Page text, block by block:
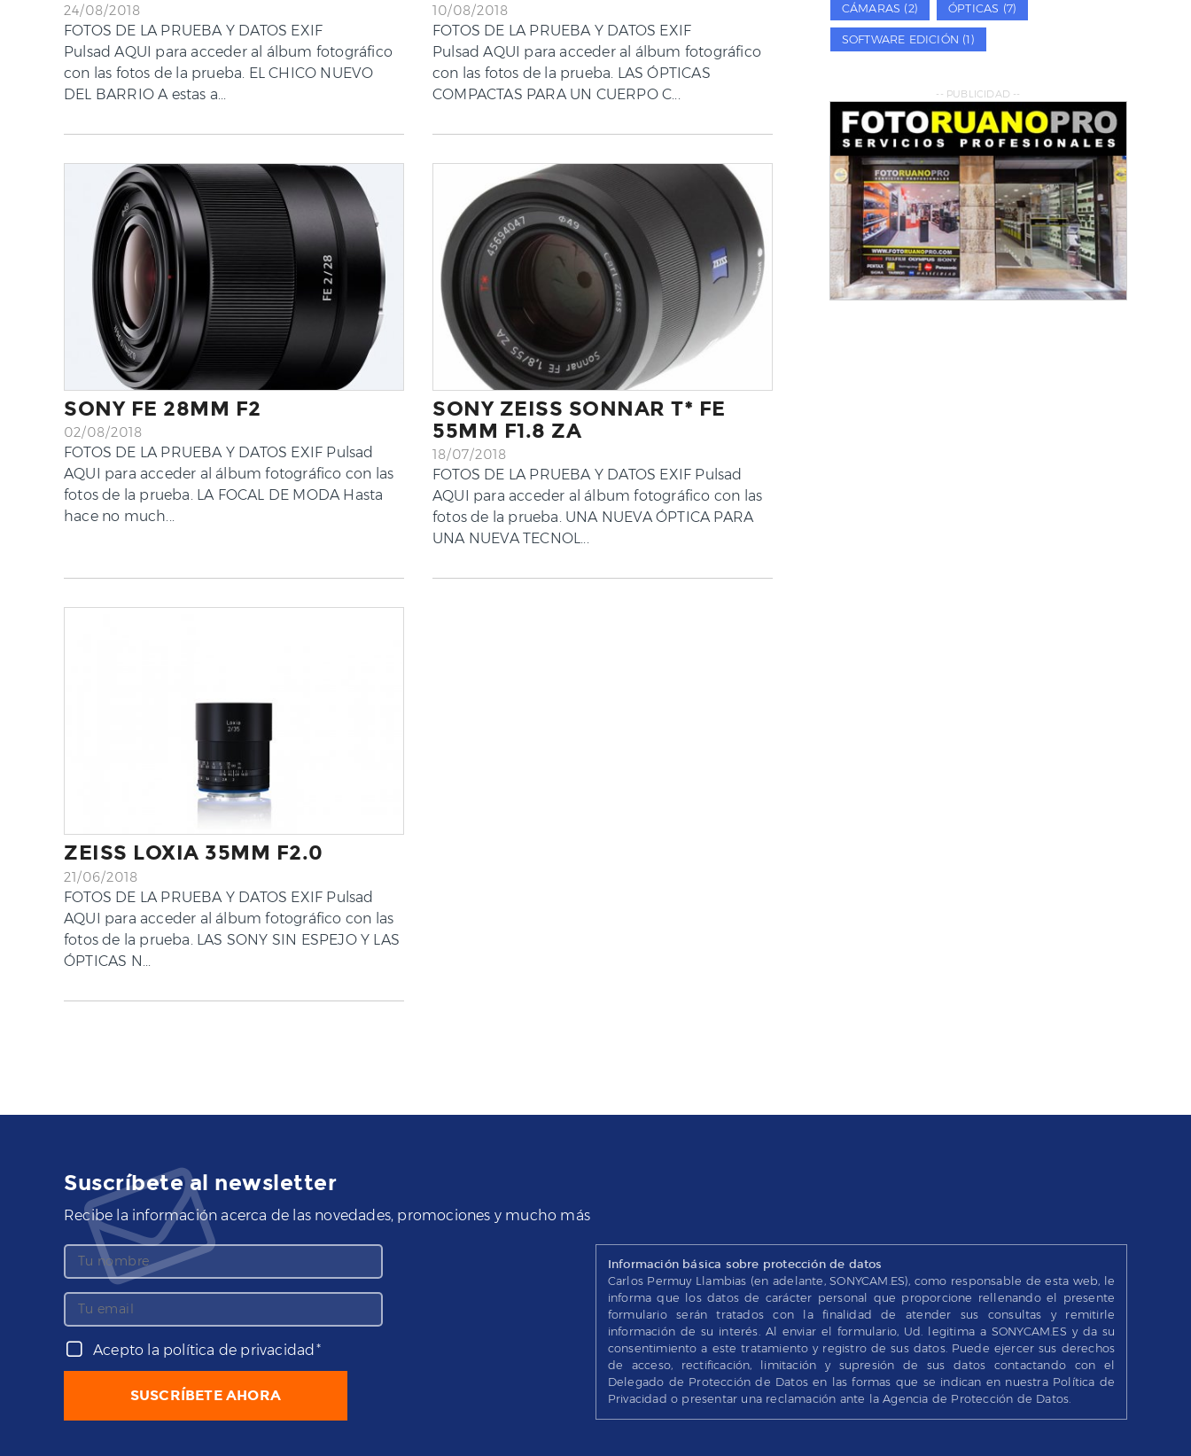
24/08/2018
FOTOS DE LA PRUEBA Y DATOS EXIF
Pulsad AQUI para acceder al álbum fotográfico
con las fotos de la prueba. EL CHICO NUEVO
DEL BARRIO A estas a...
10/08/2018
FOTOS DE LA PRUEBA Y DATOS EXIF
Pulsad AQUI para acceder al álbum fotográfico
con las fotos de la prueba. LAS ÓPTICAS
COMPACTAS PARA UN CUERPO C...
SONY FE 28MM F2
02/08/2018
FOTOS DE LA PRUEBA Y DATOS EXIF Pulsad
AQUI para acceder al álbum fotográfico con las
fotos de la prueba. LA FOCAL DE MODA Hasta
hace no much...
SONY ZEISS SONNAR T* FE
55MM F1.8 ZA
18/07/2018
FOTOS DE LA PRUEBA Y DATOS EXIF Pulsad
AQUI para acceder al álbum fotográfico con las
fotos de la prueba. UNA NUEVA ÓPTICA PARA
UNA NUEVA TECNOL...
ZEISS LOXIA 35MM F2.0
21/06/2018
FOTOS DE LA PRUEBA Y DATOS EXIF Pulsad
AQUI para acceder al álbum fotográfico con las
fotos de la prueba. LAS SONY SIN ESPEJO Y LAS
ÓPTICAS N...
CÁMARAS (2) ÓPTICAS (7)
SOFTWARE EDICIÓN (1)
-- PUBLICIDAD --
Suscríbete al newsletter
Recibe la información acerca de las novedades, promociones y mucho más
Acepto la política de privacidad *
SUSCRÍBETE AHORA
Información básica sobre protección de datos
Carlos Permuy Llambias (en adelante, SONYCAM.ES), como responsable de esta web, le
informa que los datos de carácter personal que proporcione rellenando el presente
formulario serán tratados con la finalidad de atender sus consultas y remitirle
información de su interés. Al enviar el formulario, Ud. legitima a SONYCAM.ES y da su
consentimiento a este tratamiento y registro de sus datos. Puede ejercer sus derechos
de acceso, rectificación, limitación y supresión de sus datos contactando con el
Delegado de Protección de Datos en las formas que se indican en nuestra Política de
Privacidad o presentar una reclamación ante la Agencia de Protección de Datos.